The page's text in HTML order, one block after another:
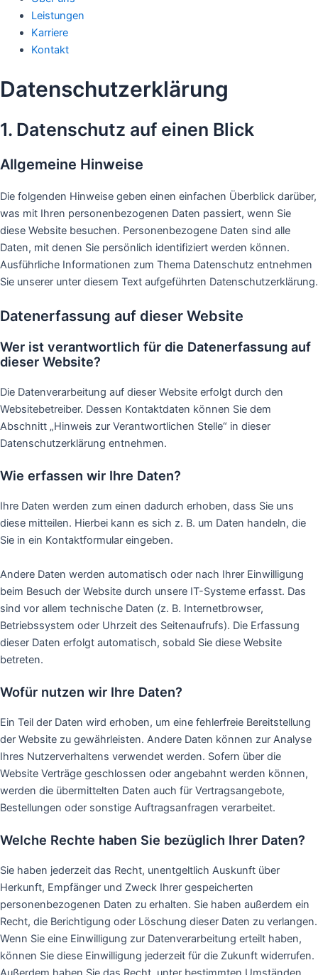
Leistungen
Karriere
Kontakt
Datenschutz­erklärung
1. Datenschutz auf einen Blick
Allgemeine Hinweise
Die folgenden Hinweise geben einen einfachen Überblick darüber,
was mit Ihren personenbezogenen Daten passiert, wenn Sie
diese Website besuchen. Personenbezogene Daten sind alle
Daten, mit denen Sie persönlich identifiziert werden können.
Ausführliche Informationen zum Thema Datenschutz entnehmen
Sie unserer unter diesem Text aufgeführten Datenschutzerklärung.
Datenerfassung auf dieser Website
Wer ist verantwortlich für die Datenerfassung auf
dieser Website?
Die Datenverarbeitung auf dieser Website erfolgt durch den
Websitebetreiber. Dessen Kontaktdaten können Sie dem
Abschnitt „Hinweis zur Verantwortlichen Stelle“ in dieser
Datenschutzerklärung entnehmen.
Wie erfassen wir Ihre Daten?
Ihre Daten werden zum einen dadurch erhoben, dass Sie uns
diese mitteilen. Hierbei kann es sich z. B. um Daten handeln, die
Sie in ein Kontaktformular eingeben.
Andere Daten werden automatisch oder nach Ihrer Einwilligung
beim Besuch der Website durch unsere IT-Systeme erfasst. Das
sind vor allem technische Daten (z. B. Internetbrowser,
Betriebssystem oder Uhrzeit des Seitenaufrufs). Die Erfassung
dieser Daten erfolgt automatisch, sobald Sie diese Website
betreten.
Wofür nutzen wir Ihre Daten?
Ein Teil der Daten wird erhoben, um eine fehlerfreie Bereitstellung
der Website zu gewährleisten. Andere Daten können zur Analyse
Ihres Nutzerverhaltens verwendet werden. Sofern über die
Website Verträge geschlossen oder angebahnt werden können,
werden die übermittelten Daten auch für Vertragsangebote,
Bestellungen oder sonstige Auftragsanfragen verarbeitet.
Welche Rechte haben Sie bezüglich Ihrer Daten?
Sie haben jederzeit das Recht, unentgeltlich Auskunft über
Herkunft, Empfänger und Zweck Ihrer gespeicherten
personenbezogenen Daten zu erhalten. Sie haben außerdem ein
Recht, die Berichtigung oder Löschung dieser Daten zu verlangen.
Wenn Sie eine Einwilligung zur Datenverarbeitung erteilt haben,
können Sie diese Einwilligung jederzeit für die Zukunft widerrufen.